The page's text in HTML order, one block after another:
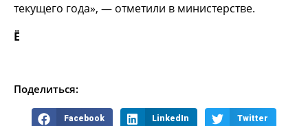
текущего года», — отметили в министерстве.
Ё
Поделиться:
Facebook LinkedIn Twitter